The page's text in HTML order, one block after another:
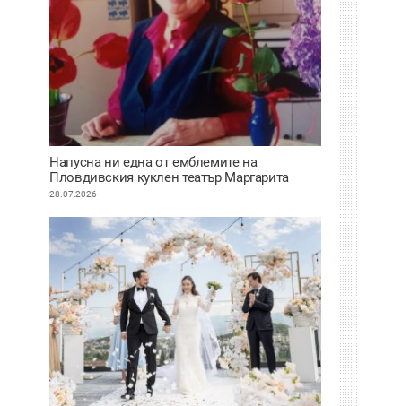
Напусна ни една от емблемите на
Пловдивския куклен театър Маргарита
Апостолова
28.07.2026